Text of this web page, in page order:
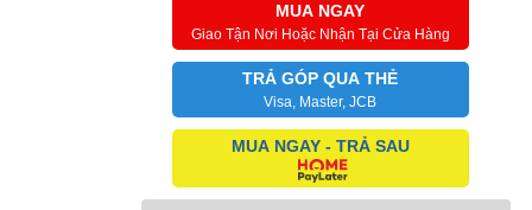
MUA NGAY
Giao Tận Nơi Hoặc Nhận Tại Cửa Hàng
TRẢ GÓP QUA THẺ
Visa, Master, JCB
MUA NGAY - TRẢ SAU